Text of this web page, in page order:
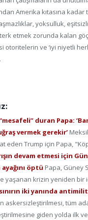
Amerika kıtasına
yoksulluk,
etmek zorunda kalan
otoritelerin ve ‘iyi niyetli
duran Papa:
vermek gerekir’
eden Trump için Papa,
devam etmesi için
öptü Papa, Güney
yaşanan krizin yeniden bir
sınırın iki yanında
askersizleştirilmesi, tüm
giden yolda ilk